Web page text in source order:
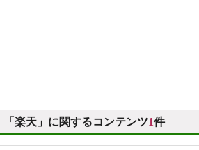
「楽天」に関するコンテンツ1件